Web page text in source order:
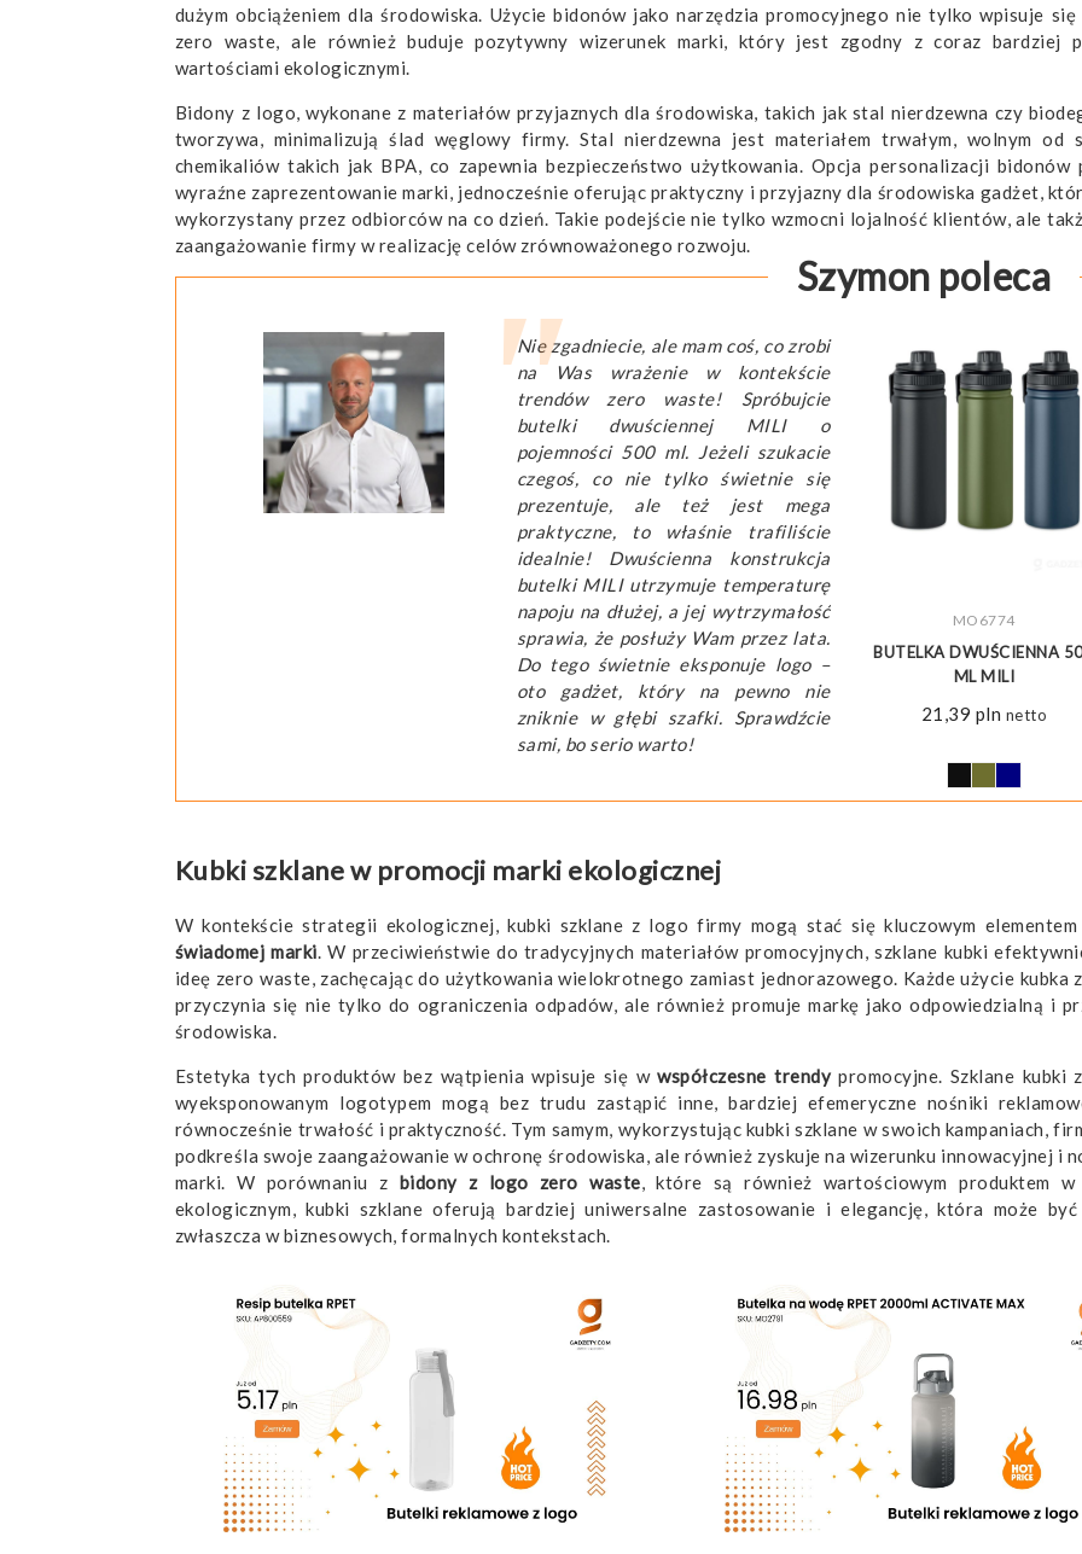
dużym obciążeniem dla środowiska. Użycie bidonów jako narzędzia promocyjnego nie tylko wpisuje
zero waste, ale również buduje pozytywny wizerunek marki, który jest zgodny z coraz bardziej
wartościami ekologicznymi.
Bidony z logo, wykonane z materiałów przyjaznych dla środowiska, takich jak stal nierdzewna czy
tworzywa, minimalizują ślad węglowy firmy. Stal nierdzewna jest materiałem trwałym, wolnym od
chemikaliów takich jak BPA, co zapewnia bezpieczeństwo użytkowania. Opcja personalizacji bidonów
wyraźne zaprezentowanie marki, jednocześnie oferując praktyczny i przyjazny dla środowiska gadżet,
wykorzystany przez odbiorców na co dzień. Takie podejście nie tylko wzmocni lojalność klientów, ale
zaangażowanie firmy w realizację celów zrównoważonego rozwoju.
Szymon poleca
Nie zgadniecie, ale mam coś, co zrobi
na Was wrażenie w kontekście
trendów zero waste! Spróbujcie
butelki dwuściennej MILI o
pojemności 500 ml. Jeżeli szukacie
czegoś, co nie tylko świetnie się
prezentuje, ale też jest mega
praktyczne, to właśnie trafiliście
idealnie! Dwuścienna konstrukcja
butelki MILI utrzymuje temperaturę
napoju na dłużej, a jej wytrzymałość
sprawia, że posłuży Wam przez lata.
Do tego świetnie eksponuje logo –
oto gadżet, który na pewno nie
zniknie w głębi szafki. Sprawdźcie
sami, bo serio warto!
ZOBACZ WIĘCEJ
MO6774
BUTELKA DWUŚCIENNA
ML MILI
21,39 pln netto
Kubki szklane w promocji marki ekologicznej
W kontekście strategii ekologicznej, kubki szklane z logo firmy mogą stać się kluczowym elementem
świadomej marki. W przeciwieństwie do tradycyjnych materiałów promocyjnych, szklane kubki
ideę zero waste, zachęcając do użytkowania wielokrotnego zamiast jednorazowego. Każde użycie kubka
przyczynia się nie tylko do ograniczenia odpadów, ale również promuje markę jako odpowiedzialną i
środowiska.
Estetyka tych produktów bez wątpienia wpisuje się wwspółczesne trendypromocyjne. Szklane kubki
wyeksponowanym logotypem mogą bez trudu zastąpić inne, bardziej efemeryczne nośniki
równocześnie trwałość i praktyczność. Tym samym, wykorzystując kubki szklane w swoich kampaniach,
podkreśla swoje zaangażowanie w ochronę środowiska, ale również zyskuje na wizerunku innowacyjnej i
marki. W porównaniu z bidony z logo zero waste, które są również wartościowym produktem w
ekologicznym, kubki szklane oferują bardziej uniwersalne zastosowanie i elegancję, która może
zwłaszcza w biznesowych, formalnych kontekstach.